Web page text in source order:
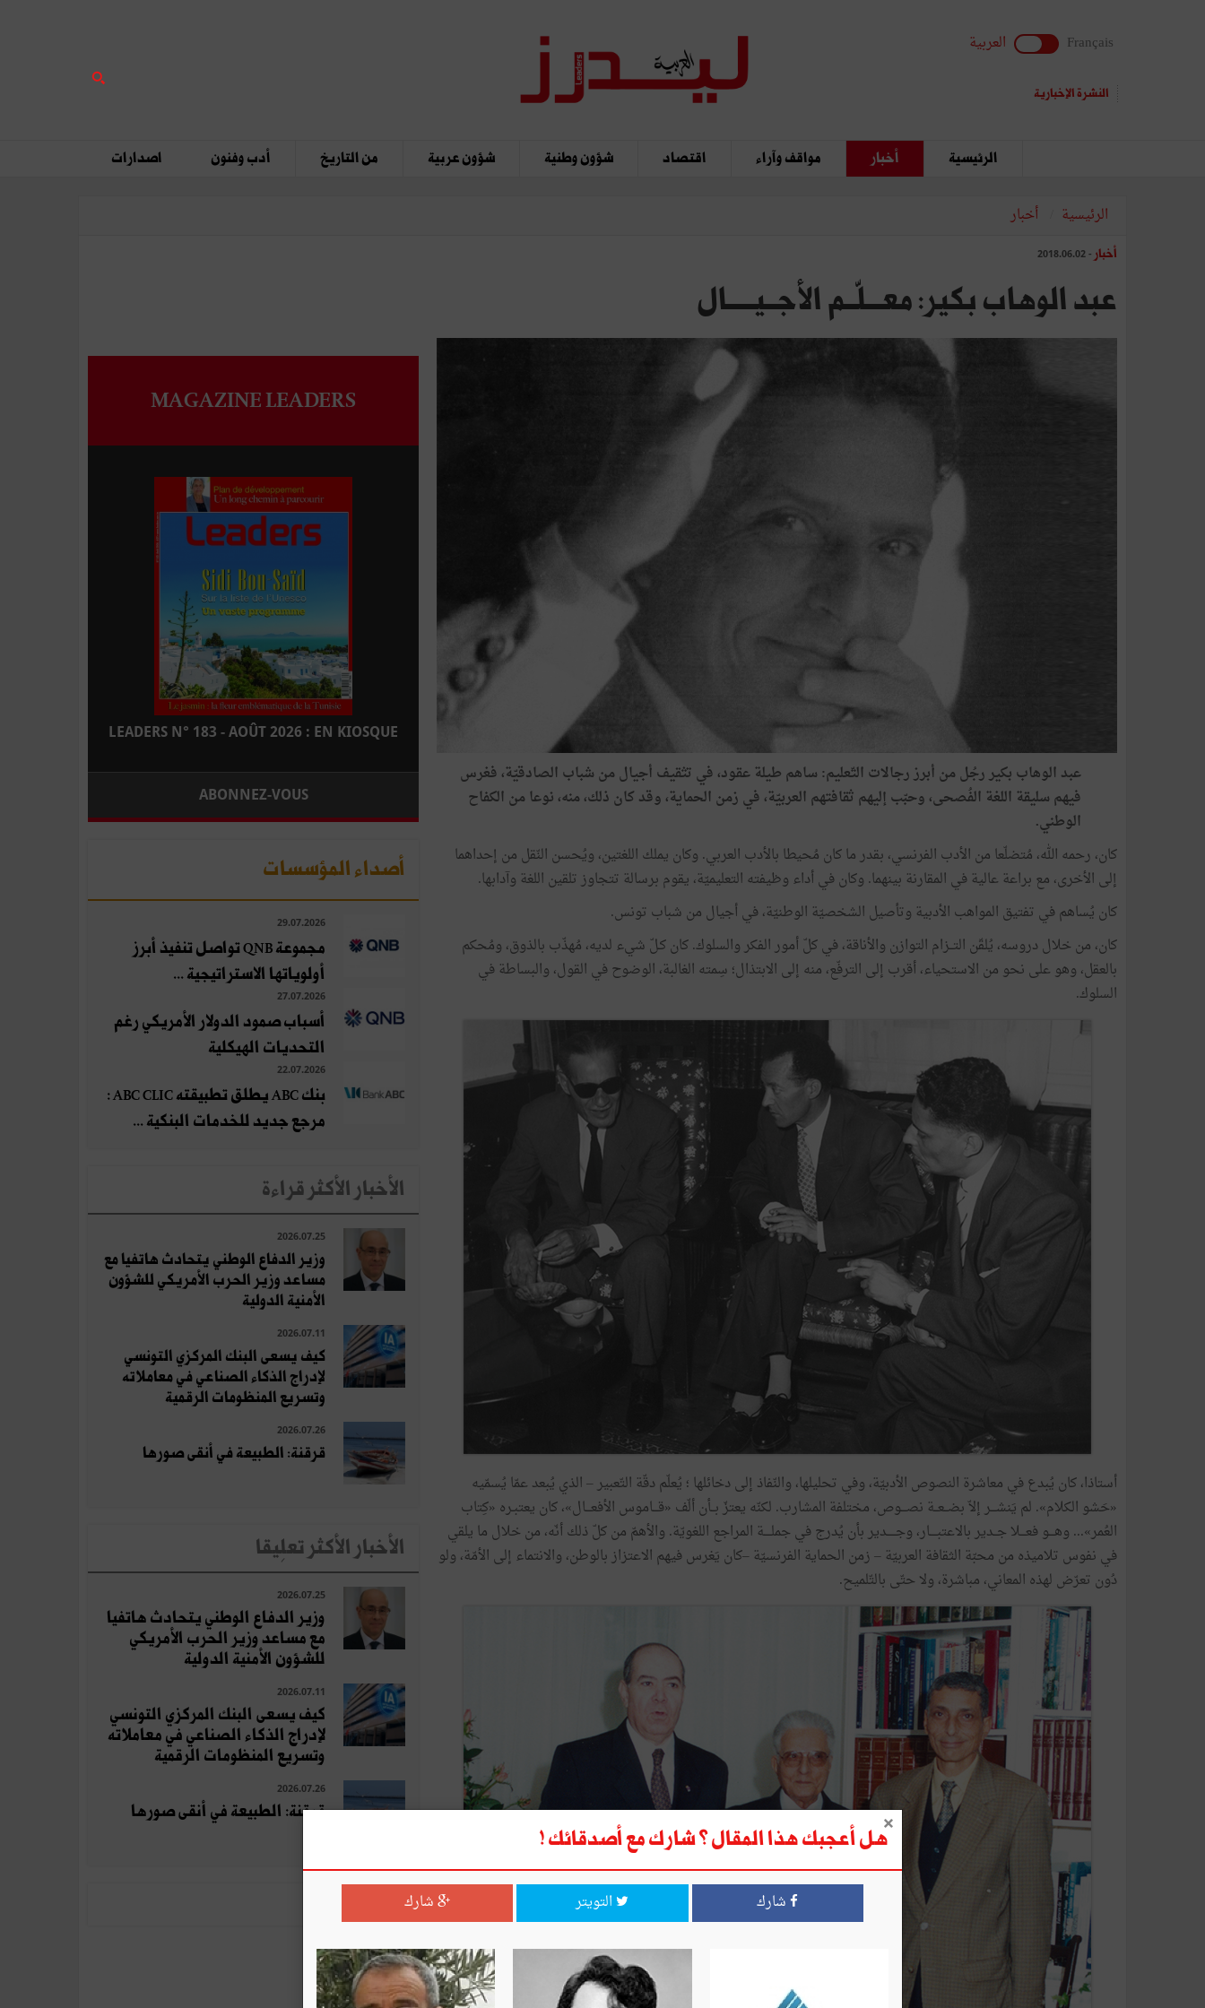
Français العربية
النشرة الإخبارية
الرئيسية أخبار مواقف وآراء اقتصاد شؤون وطنية شؤون عربية من التاريخ أدب وفنون اصدارات
الرئيسية أخبار
أخبار - 2018.06.02
عبد الوهاب بكير: معـــلّــم الأجــيـــــال
عبد الوهاب بكير رجُل من أبرز رجالات التّعليم: ساهم طيلة عقود، في تثقيف أجيال من شباب الصادقيّة، فغرس
فيهم سليقة اللغة الفُصحى، وحبّب إليهم ثقافتهم العربيّة، في زمن الحماية، وقد كان ذلك، منه، نوعا من الكفاح
الوطني.
كان، رحمه الله، مُتضلّعا من الأدب الفرنسي، بقدر ما كان مُحيطا بالأدب العربي. وكان يملك اللغتين، ويُحسن النّقل من إحداهما
إلى الأخرى، مع براعة عالية في المقارنة بينهما. وكان في أداء وظيفته التعليميّة، يقوم برسالة تتجاوز تلقين اللغة وآدابها.
كان يُساهم في تفتيق المواهب الأدبية وتأصيل الشخصيّة الوطنيّة، في أجيال من شباب تونس.
كان، من خلال دروسه، يُلقّن التــزام التوازن والأناقة، في كلّ أمور الفكر والسلوك. كان كـلّ شيء لديه، مُهذّب بالذوق، ومُحكم
بالعقل، وهو على نحو من الاستحياء، أقرب إلى الترفّع، منه إلى الابتذال؛ سِمته الغالبة، الوضوح في القول، والبساطة في
السلوك.
أستاذا، كان يُبدع في معاشرة النصوص الأدبيّة، وفي تحليلها، والنّفاذ إلى دخائلها ؛ يُعلّم دقّة التّعبير – الذي يُبعد عمّا يُسمّيه
«حَشو الكلام». لم يَنشـــر إلاّ بضــعــة نصـــوص، مختلفة المشارب. لكنّه يعتزّ بــأن ألّف «قـــاموس الأفعـــال»، كان يعتبـره «كِتاب
العُمر»... وهـــو فعـــلا جــدير بالاعتبــــار، وجـــــدير بأن يُدرج في جملــــة المراجع اللغويّة. والأهمّ من كلّ ذلك أنّه، من خلال ما يلقي
في نفوس تلاميذه من محبّة الثقافة العربيّة – زمن الحماية الفرنسيّة –كان يَغرس فيهم الاعتزاز بالوطن، والانتماء إلى الأمّة، ولو
دُون تعرّض لهذه المعاني، مباشرة، ولا حتّى بالتّلميح.
MAGAZINE LEADERS
LEADERS N° 183 - AOÛT 2026 : EN KIOSQUE
ABONNEZ-VOUS
أصداء المؤسسات
29.07.2026
مجموعة QNB تواصل تنفيذ أبرز
أولوياتها الاستراتيجية ...
27.07.2026
أسباب صمود الدولار الأمريكي رغم
التحديات الهيكلية
22.07.2026
بنك ABC يطلق تطبيقته ABC CLIC :
مرجع جديد للخدمات البنكية ...
الأخبار الأكثر قراءة
2026.07.25
وزير الدفاع الوطني يتحادث هاتفيا مع
مساعد وزير الحرب الأمريكي للشؤون
الأمنية الدولية
2026.07.11
كيف يسعى البنك المركزي التونسي
لإدراج الذكاء الصناعي في معاملاته
وتسريع المنظومات الرقمية
2026.07.26
قرقنة: الطبيعة في أنقى صورها
الأخبار الأكثر تعلِيقا
2026.07.25
وزير الدفاع الوطني يتحادث هاتفيا
مع مساعد وزير الحرب الأمريكي
للشؤون الأمنية الدولية
2026.07.11
كيف يسعى البنك المركزي التونسي
لإدراج الذكاء الصناعي في معاملاته
وتسريع المنظومات الرقمية
2026.07.26
قرقنة: الطبيعة في أنقى صورها
هل أعجبك هذا المقال ؟ شارك مع أصدقائك !
شارك التويتر شارك